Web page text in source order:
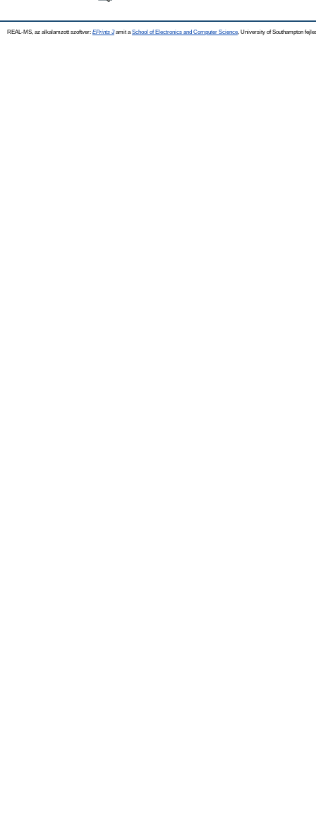
REAL-MS, az alkalamzott szoftver: EPrints 3amit a School of Electronics and Computer Science , University of Southampton